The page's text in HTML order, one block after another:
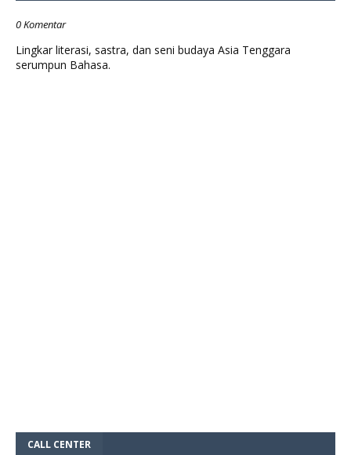
0 Komentar
Lingkar literasi, sastra, dan seni budaya Asia Tenggara
serumpun Bahasa.
CALL CENTER